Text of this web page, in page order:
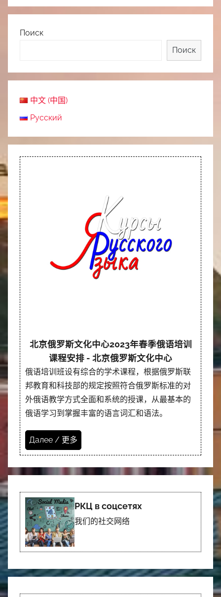
Поиск
Поиск
中文 (中国)
Русский
北京俄罗斯文化中心2023年春季俄语培训
课程安排 - 北京俄罗斯文化中心
俄语培训班设有综合的学术课程，根据俄罗斯联
邦教育和科技部的规定按照符合俄罗斯标准的对
外俄语教学方式全面和系统的授课，从最基本的
俄语学习到掌握丰富的语言词汇和语法。
Далее / 更多
РКЦ в соцсетях
我们的社交网络